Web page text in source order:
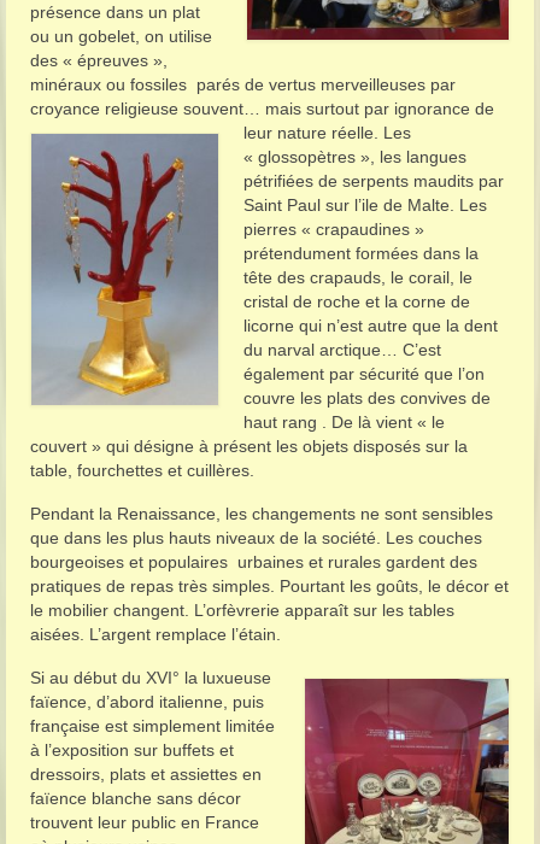
présence dans un plat
ou un gobelet, on utilise
des « épreuves »,
minéraux ou fossiles parés de vertus merveilleuses par
croyance religieuse souvent… mais surtout par ignorance de
leur nature réelle. Les
« glossopètres », les langues
pétrifiées de serpents maudits par
Saint Paul sur l’ile de Malte. Les
pierres « crapaudines »
prétendument formées dans la
tête des crapauds, le corail, le
cristal de roche et la corne de
licorne qui n’est autre que la dent
du narval arctique… C’est
également par sécurité que l’on
couvre les plats des convives de
haut rang . De là vient « le
couvert » qui désigne à présent les objets disposés sur la
table, fourchettes et cuillères.
Pendant la Renaissance, les changements ne sont sensibles
que dans les plus hauts niveaux de la société. Les couches
bourgeoises et populaires urbaines et rurales gardent des
pratiques de repas très simples. Pourtant les goûts, le décor et
le mobilier changent. L’orfèvrerie apparaît sur les tables
aisées. L’argent remplace l’étain.
Si au début du XVI° la luxueuse
faïence, d’abord italienne, puis
française est simplement limitée
à l’exposition sur buffets et
dressoirs, plats et assiettes en
faïence blanche sans décor
trouvent leur public en France